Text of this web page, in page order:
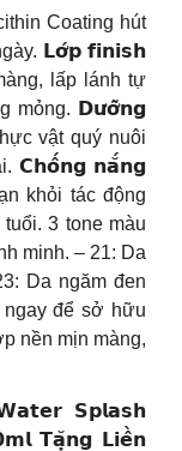
Coating hút
𝗟𝗼̛́𝗽 𝗳𝗶𝗻𝗶𝘀𝗵
lấp lánh tự
mỏng. 𝗗𝘂̛𝗼̛̃𝗻𝗴
vật quý nuôi
𝗖𝗵𝗼̂́𝗻𝗴 𝗻𝗮̆́𝗻𝗴
khỏi tác động
3 tone màu
minh. – 21: Da
Da ngăm đen
ngay để sở hữu
nền mịn màng,
𝗦𝗽𝗹𝗮𝘀𝗵
𝗧𝗮̣̆𝗻𝗴 𝗟𝗶𝗲̂̀𝗻